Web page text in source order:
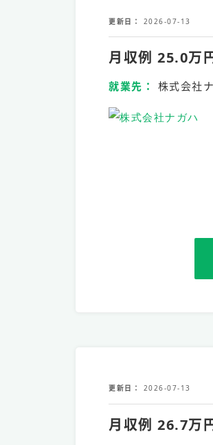
更新日 2026-07-13
月収例 25.0万
就業先 株式会社
更新日 2026-07-13
月収例 26.7万